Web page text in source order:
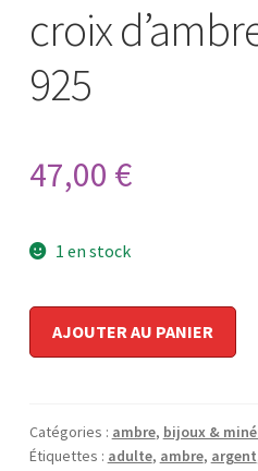
croix
925
47,00 €
1 en stock
argent
925
AJOUTER AU PANIER
Catégories : ambre, bijoux &
Étiquettes : adulte, ambre, argent